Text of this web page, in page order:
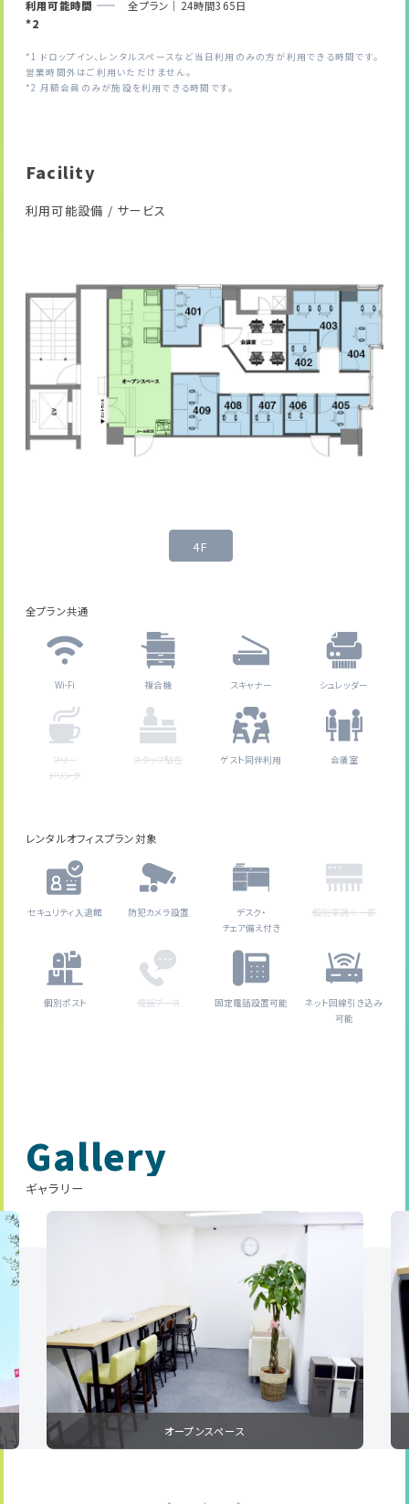
利用可能時間
*2
全プラン｜24時間365日
*1 ドロップイン、レンタルスペースなど当日利用のみの方が利用できる時間です。
営業時間外はご利用いただけません。
*2 月額会員のみが施設を利用できる時間です。
Facility
利用可能設備 / サービス
4F
全プラン共通
Wi-Fi 複合機 スキャナー シュレッダー
フリー
ドリンク
スタッフ駐在 ゲスト同伴利用 会議室
レンタルオフィスプラン対象
セキュリティ入退館 防犯カメラ設置
デスク・
チェア備え付き
個別空調※一部
個別ポスト 電話ブース 固定電話設置可能
ネット回線引き込み
可能
Gallery
ギャラリー
オープンスペース